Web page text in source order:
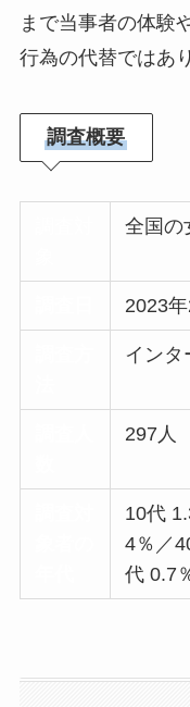
まで当事者の体験
行為の代替ではあ
調査概要
全国の
2023
インタ
297人
10代
4％／
代 0.7